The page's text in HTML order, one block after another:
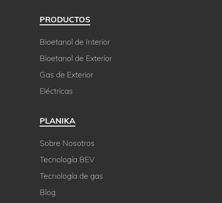
PRODUCTOS
Bioetanol de Interior
Bioetanol de Exterior
Gas de Exterior
Eléctricas
PLANIKA
Sobre Nosotros
Tecnología BEV
Tecnología de gas
Blog